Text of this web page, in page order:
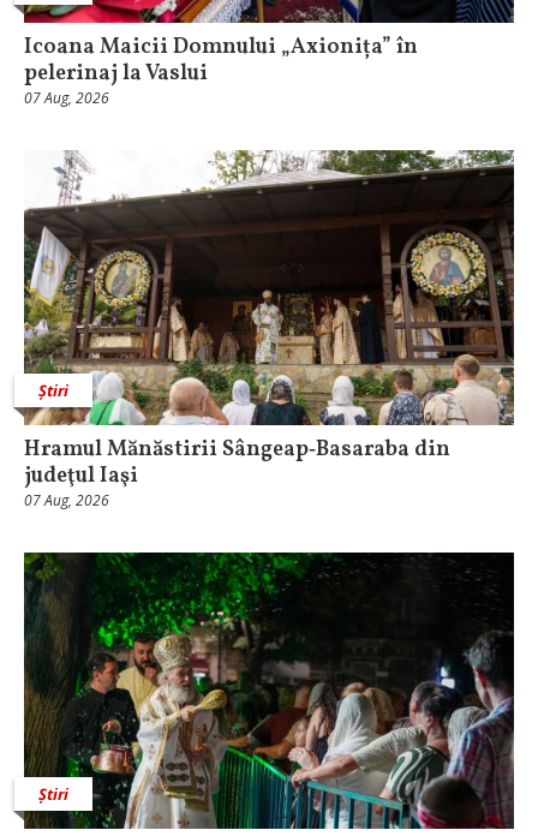
Icoana Maicii Domnului „Axionița” în
pelerinaj la Vaslui
07 Aug, 2026
Știri
Hramul Mănăstirii Sângeap‑Basaraba din
judeţul Iaşi
07 Aug, 2026
Știri